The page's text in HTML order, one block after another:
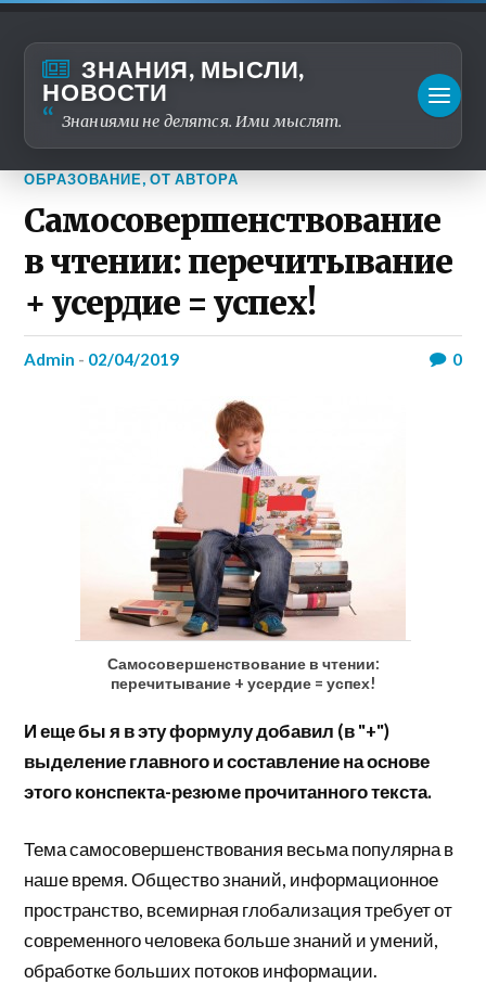
ЗНАНИЯ, МЫСЛИ,
НОВОСТИ
Знаниями не делятся. Ими мыслят.
ОБРАЗОВАНИЕ,ОТ АВТОРА
Самосовершенствование
в чтении: перечитывание
+ усердие = успех!
admin - 02/04/2019 0
Самосовершенствование в чтении:
перечитывание + усердие = успех!
И еще бы я в эту формулу добавил (в "+")
выделение главного и составление на основе
этого конспекта-резюме прочитанного текста.
Тема самосовершенствования весьма популярна в
наше время. Общество знаний, информационное
пространство, всемирная глобализация требует от
современного человека больше знаний и умений,
обработке больших потоков информации.